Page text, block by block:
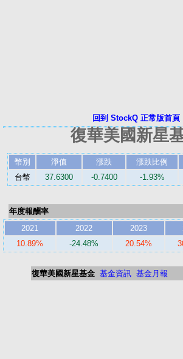
回到 StockQ 正常版首頁
復華美國新星
幣別 淨值 漲跌 漲跌比例
台幣
37.6300 -0.7400 -1.93%
年度報酬率
2021
2022 2023
10.89%
-24.48% 20.54%
復華美國新星基金 基金資訊 基金月報